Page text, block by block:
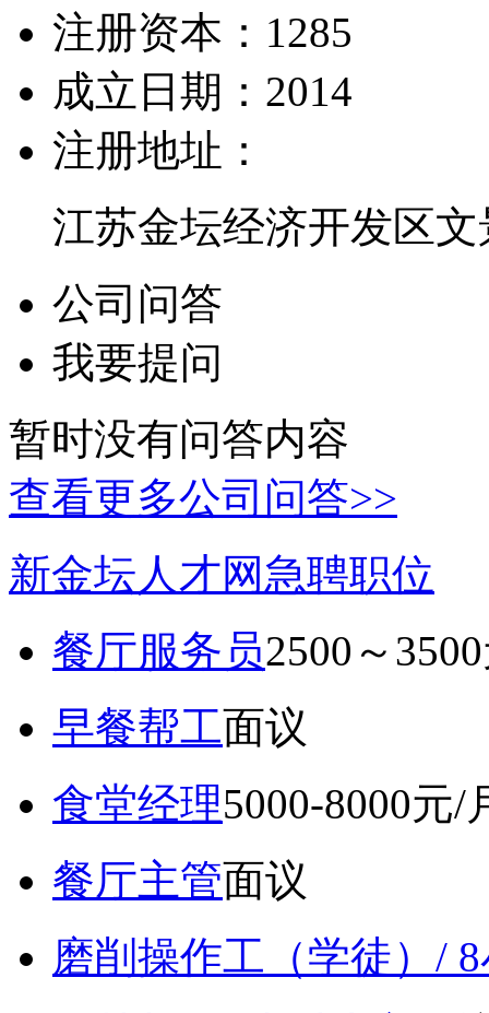
注册资本： 1285
成立日期： 2014
注册地址：
江苏金坛经济开发区文
公司问答
我要提问
暂时没有问答内容
查看更多公司问答>>
新金坛人才网急聘职位
餐厅服务员2500～
早餐帮工面议
食堂经理5000-8000元/
餐厅主管面议
磨削操作工（学徒）/